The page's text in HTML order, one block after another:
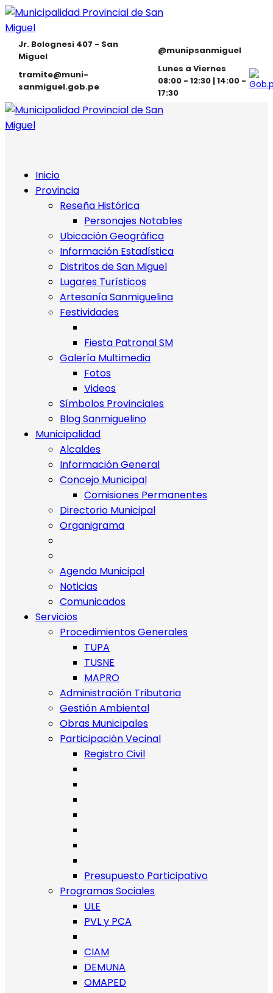
Jr. Bolognesi 407 - San
Miguel
@munipsanmiguel
tramite@muni-
sanmiguel.gob.pe
Lunes a Viernes
08:00 - 12:30 | 14:00 -
17:30
Inicio
Provincia
Reseña Histórica
Personajes Notables
Ubicación Geográfica
Información Estadística
Distritos de San Miguel
Lugares Turísticos
Artesanía Sanmiguelina
Festividades
Fiesta Patronal SM
Galería Multimedia
Fotos
Videos
Símbolos Provinciales
Blog Sanmiguelino
Municipalidad
Alcaldes
Información General
Concejo Municipal
Comisiones Permanentes
Directorio Municipal
Organigrama
Agenda Municipal
Noticias
Comunicados
Servicios
Procedimientos Generales
TUPA
TUSNE
MAPRO
Administración Tributaria
Gestión Ambiental
Obras Municipales
Participación Vecinal
Registro Civil
Presupuesto Participativo
Programas Sociales
ULE
PVL y PCA
CIAM
DEMUNA
OMAPED